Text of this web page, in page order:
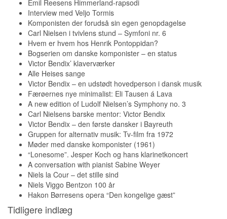
Emil Reesens Himmerland-rapsodi
Interview med Veljo Tormis
Komponisten der forudså sin egen genopdagelse
Carl Nielsen i tvivlens stund – Symfoni nr. 6
Hvem er hvem hos Henrik Pontoppidan?
Bogserien om danske komponister – en status
Victor Bendix’ klaverværker
Alle Heises sange
Victor Bendix – en udstødt hovedperson i dansk musik
Færøernes nye minimalist: Eli Tausen á Lava
A new edition of Ludolf Nielsen’s Symphony no. 3
Carl Nielsens barske mentor: Victor Bendix
Victor Bendix – den første dansker i Bayreuth
Gruppen for alternativ musik: Tv-film fra 1972
Møder med danske komponister (1961)
“Lonesome”. Jesper Koch og hans klarinetkoncert
A conversation with pianist Sabine Weyer
Niels la Cour – det stille sind
Niels Viggo Bentzon 100 år
Hakon Børresens opera “Den kongelige gæst”
Tidligere indlæg